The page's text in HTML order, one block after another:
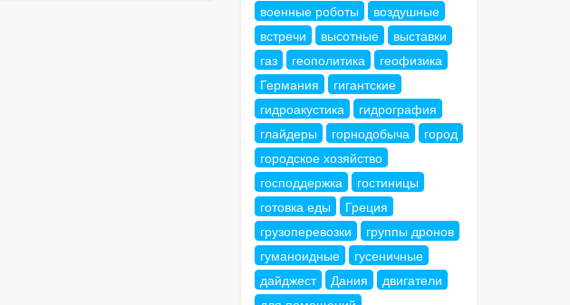
военные роботы
воздушные
встречи
высотные
выставки
газ
геополитика
геофизика
Германия
гигантские
гидроакустика
гидрография
глайдеры
горнодобыча
город
городское хозяйство
господдержка
гостиницы
готовка еды
Греция
грузоперевозки
группы дронов
гуманоидные
гусеничные
дайджест
Дания
двигатели